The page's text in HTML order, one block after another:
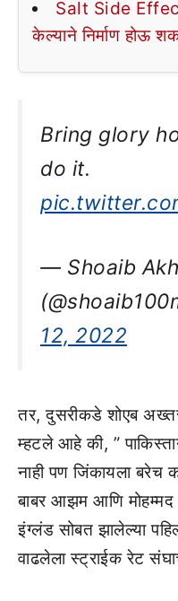
Salt Side
केल्याने निर्माण होऊ
Bring glory
do it.
— Shoaib
12, 2022
तर, दुसरीकडे शोएब
म्हटले आहे की, ”
नाही पण जिंकायला बरेच
बाबर आझम आणि मोहम्मद
इंग्लंड सोबत झालेल्या
वाढलेला स्ट्राईक रेट